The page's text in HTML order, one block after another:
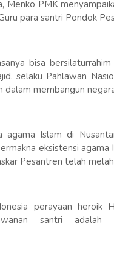
Menko PMK
para santri Pondok
bisa
selaku Pahlawan
membangun
agama Islam di
eksistensi
Pesantren telah
perayaan heroik
santri